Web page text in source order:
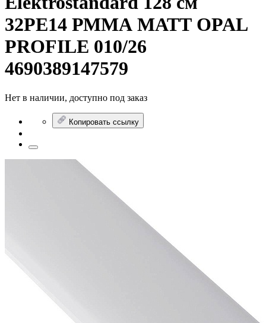
32РЕ14 РММА МАТТ OPAL
PROFILE 010/26
4690389147579
Нет в наличии, доступно под заказ
Копировать ссылку